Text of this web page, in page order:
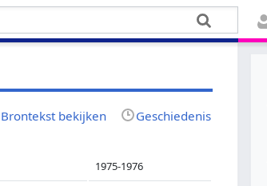
Brontekst bekijken Geschiedenis
1975-1976